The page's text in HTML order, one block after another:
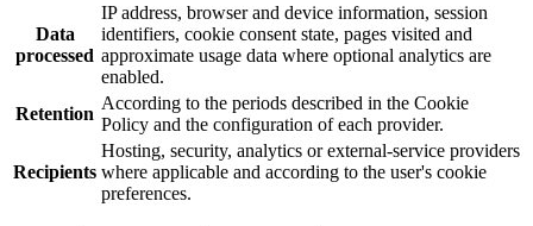
Data
processed
IP address, browser and device information, session
identifiers, cookie consent state, pages visited and
approximate usage data where optional analytics are
enabled.
Retention
According to the periods described in the Cookie
Policy and the configuration of each provider.
Recipients
Hosting, security, analytics or external-service providers
where applicable and according to the user's cookie
preferences.